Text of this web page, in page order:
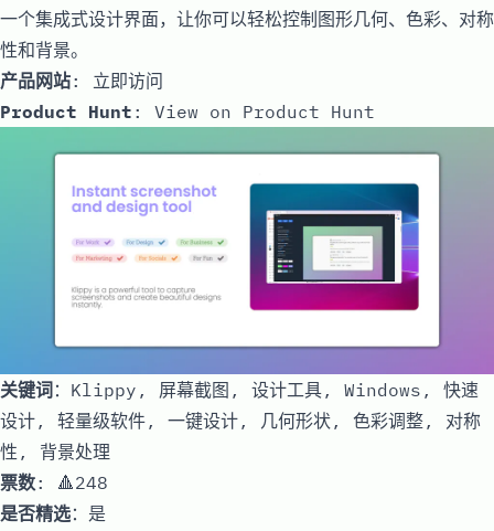
一个集成式设计界面，让你可以轻松控制图形几何、色彩、对称
性和背景。
产品网站: 立即访问
Product Hunt : View on Product Hunt
关键词：Klippy, 屏幕截图, 设计工具, Windows, 快速
设计, 轻量级软件, 一键设计, 几何形状, 色彩调整, 对称
性, 背景处理
票数: 🔺248
是否精选：是